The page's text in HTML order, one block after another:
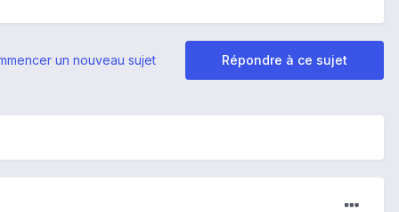
Répondre à ce sujet
un nouveau sujet